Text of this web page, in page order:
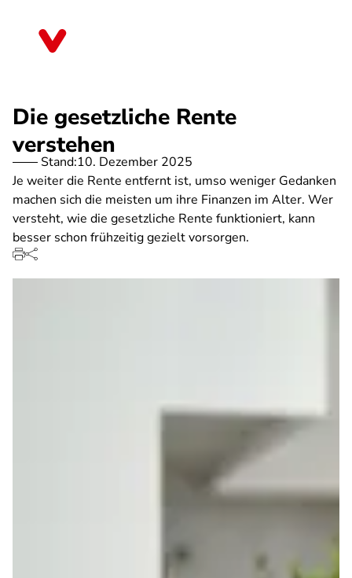
Die gesetzliche Rente
verstehen
Stand:10. Dezember 2025
Je weiter die Rente entfernt ist, umso weniger Gedanken
machen sich die meisten um ihre Finanzen im Alter. Wer
versteht, wie die gesetzliche Rente funktioniert, kann
besser schon frühzeitig gezielt vorsorgen.